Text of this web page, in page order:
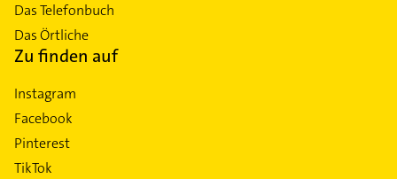
Das Telefonbuch
Das Örtliche
Zu finden auf
Instagram
Facebook
Pinterest
TikTok